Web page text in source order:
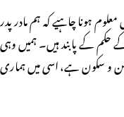
ہونا چاہیے کہ ہم مادر پدر
حکم کے پابند ہیں۔ ہمیں وہی
و سکون ہے، اسی میں ہماری